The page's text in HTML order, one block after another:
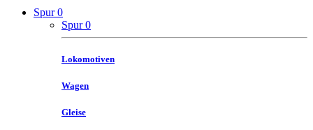
Spur 0
Spur 0
Lokomotiven
Wagen
Gleise